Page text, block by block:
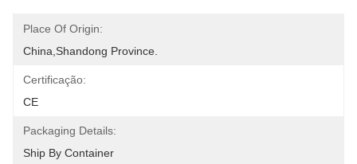
Place Of Origin:
China,Shandong Province.
Certificação:
CE
Packaging Details:
Ship By Container